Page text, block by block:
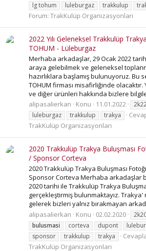
lg tohum
luleburgaz trakkulup
Forum: TrakKulüp Organizasyonları
2022 Yılı Geleneksel Trakkulüp
TOHUM - Lüleburgaz
Merhaba arkadaşlar, 29 Ocak 2022
araya gelebilmek ve geleneksel
hazırlıklara başlamış bulunuyoruz. Bu
TOHUM firması misafirliğinde olacaktır.
ve diğer ürünleri hakkında bizlere
alipasalierkan
Konu 11.01.2022
luleburgaz
trakkulup trakya
TrakKulüp Organizasyonları
2020 Trakkulüp Trakya Buluşması
/ Sponsor Corteva
2020 Trakkulüp Trakya Buluşması
Sponsor Corteva Merhaba arkadaşlar
2020 tarihi ile Trakkulüp Trakya
gerçekleştirmiş bulunmaktayız. Trakya'
gelerek bizleri yalnız bırakmayan
alipasalierkan
Konu 02.02.2020
bulusmasi
corteva dupont
sponsor
trakkulup trakya
TrakKulüp Organizasyonları